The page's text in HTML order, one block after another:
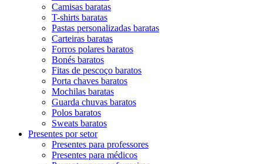
Camisas baratas
T-shirts baratas
Pastas personalizadas baratas
Carteiras baratas
Forros polares baratos
Bonés baratos
Fitas de pescoço baratos
Porta chaves baratos
Mochilas baratas
Guarda chuvas baratos
Polos baratos
Sweats baratos
Presentes por setor
Presentes para professores
Presentes para médicos